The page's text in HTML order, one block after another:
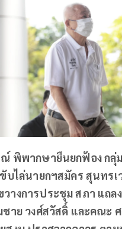
พิพากษายืนยกฟ้อง กลุ่
บไล่นายกฯสมัคร สุนทรเ
างการประชุม สภา แถล
าย วงศ์สวัสดิ์ และคณะ